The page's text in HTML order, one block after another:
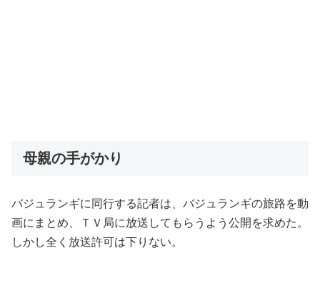
母親の手がかり
バジュランギに同行する記者は、バジュランギの旅路を動
画にまとめ、ＴＶ局に放送してもらうよう公開を求めた。
しかし全く放送許可は下りない。